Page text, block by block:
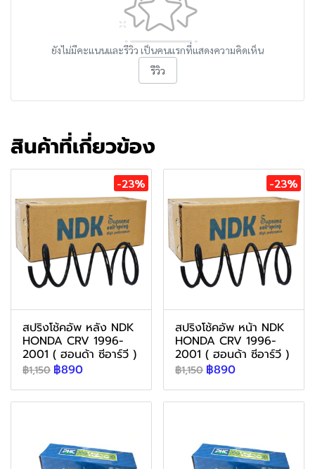
ยังไม่มีคะแนนและรีวิว เป็นคนแรกที่แสดงความคิดเห็น
รีวิว
สินค้าที่เกี่ยวข้อง
-23%
สปริงโช้คอัพ หลัง NDK
HONDA CRV 1996-
2001 ( ฮอนด้า ซีอาร์วี )
฿1,150 ฿890
-23%
สปริงโช้คอัพ หน้า NDK
HONDA CRV 1996-
2001 ( ฮอนด้า ซีอาร์วี )
฿1,150 ฿890